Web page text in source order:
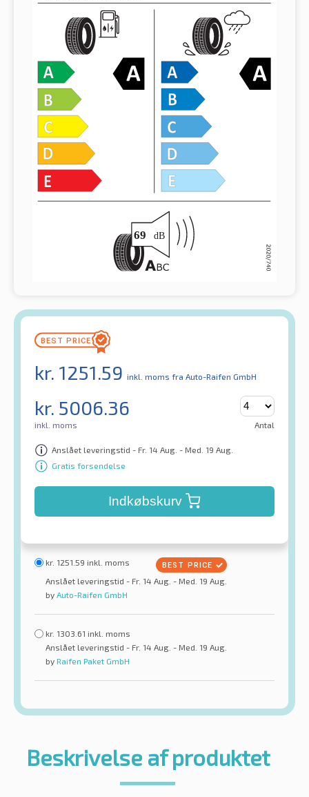
kr. 1251.59 inkl. moms fra Auto-Raifen GmbH
kr. 5006.36
inkl. moms Antal
Anslået leveringstid - Fr. 14 Aug. - Med. 19 Aug.
Gratis forsendelse
Indkøbskurv
kr. 1251.59 inkl. moms
Anslået leveringstid - Fr. 14 Aug. - Med. 19 Aug.
by Auto-Raifen GmbH
kr. 1303.61 inkl. moms
Anslået leveringstid - Fr. 14 Aug. - Med. 19 Aug.
by Raifen Paket GmbH
Beskrivelse af produktet